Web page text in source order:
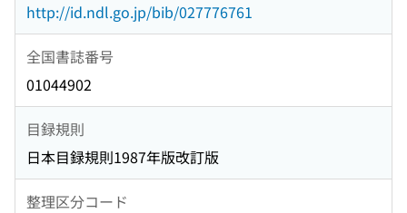
http://id.ndl.go.jp/bib/027776761
全国書誌番号
01044902
目録規則
日本目録規則1987年版改訂版
整理区分コード